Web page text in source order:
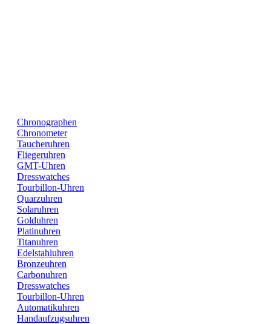
Chronographen
Chronometer
Taucheruhren
Fliegeruhren
GMT-Uhren
Dresswatches
Tourbillon-Uhren
Quarzuhren
Solaruhren
Golduhren
Platinuhren
Titanuhren
Edelstahluhren
Bronzeuhren
Carbonuhren
Dresswatches
Tourbillon-Uhren
Automatikuhren
Handaufzugsuhren